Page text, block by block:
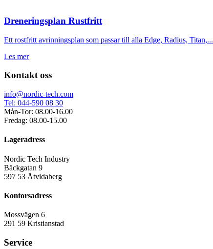
Dreneringsplan Rustfritt
Ett rostfritt avrinningsplan som passar till alla Edge, Radius, Titan,...
Les mer
Kontakt oss
info@nordic-tech.com
Tel: 044-590 08 30
Mån-Tor: 08.00-16.00
Fredag: 08.00-15.00
Lageradress
Nordic Tech Industry
Bäckgatan 9
597 53 Åtvidaberg
Kontorsadress
Mossvägen 6
291 59 Kristianstad
Service